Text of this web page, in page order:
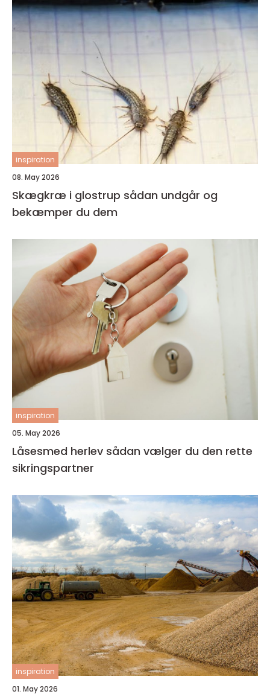
inspiration
08. May 2026
Skægkræ i glostrup sådan undgår og
bekæmper du dem
inspiration
05. May 2026
Låsesmed herlev sådan vælger du den rette
sikringspartner
inspiration
01. May 2026